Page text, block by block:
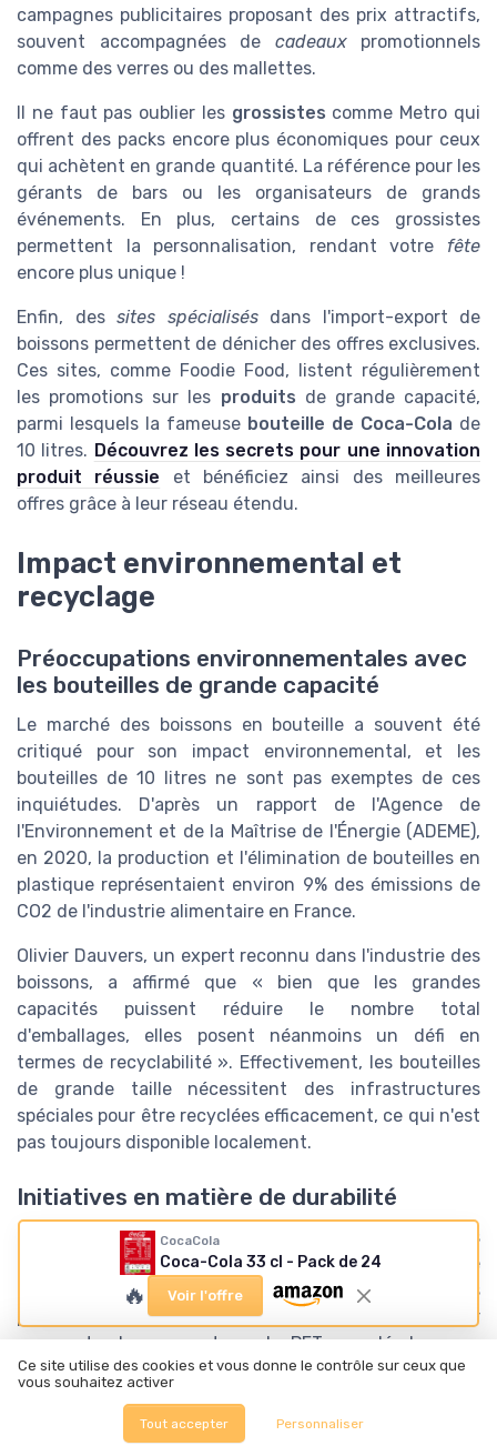
campagnes publicitaires proposant des prix attractifs,
souvent accompagnées de cadeauxpromotionnels
comme des verres ou des mallettes.
Il ne faut pas oublier les grossistes comme Metro qui
offrent des packs encore plus économiques pour ceux
qui achètent en grande quantité. La référence pour les
gérants de bars ou les organisateurs de grands
événements. En plus, certains de ces grossistes
permettent la personnalisation, rendant votre fête
encore plus unique !
Enfin, des sites spécialisésdans l'import-export de
boissons permettent de dénicher des offres exclusives.
Ces sites, comme Foodie Food, listent régulièrement
les promotions sur les produits de grande capacité,
parmi lesquels la fameuse bouteille de Coca-Cola de
10 litres. Découvrez les secrets pour une innovation
produit réussie et bénéficiez ainsi des meilleures
offres grâce à leur réseau étendu.
Impact environnemental et
recyclage
Préoccupations environnementales avec
les bouteilles de grande capacité
Le marché des boissons en bouteille a souvent été
critiqué pour son impact environnemental, et les
bouteilles de 10 litres ne sont pas exemptes de ces
inquiétudes. D'après un rapport de l'Agence de
l'Environnement et de la Maîtrise de l'Énergie (ADEME),
en 2020, la production et l'élimination de bouteilles en
plastique représentaient environ 9% des émissions de
CO2 de l'industrie alimentaire en France.
Olivier Dauvers, un expert reconnu dans l'industrie des
boissons, a affirmé que « bien que les grandes
capacités puissent réduire le nombre total
d'emballages, elles posent néanmoins un défi en
termes de recyclabilité ». Effectivement, les bouteilles
de grande taille nécessitent des infrastructures
spéciales pour être recyclées efficacement, ce qui n'est
pas toujours disponible localement.
Initiatives en matière de durabilité
Face à ces défis, certains fabricants de boissons
comme Coca-Cola European Partners France ont lancé
plusieurs initiatives pour améliorer la durabilité de leurs
produits. Par exemple, Coca-Cola fait des efforts pour
augmenter le pourcentage de PET recyclé dans ses
bouteilles. En 2021, la société a annoncé que toutes
recyclé, ce qui pourrait significativement réduire
l'empreinte carbone.
CocaCola
Coca-Cola 33 cl - Pack de 24
🔥 Voir l'offre
Ce site utilise des cookies et vous donne le contrôle sur ceux que
vous souhaitez activer
Tout accepter Personnaliser